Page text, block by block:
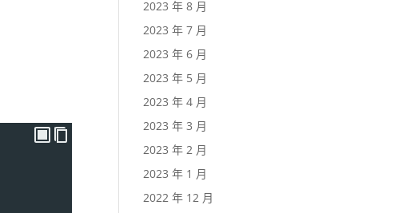
2023 年 8 月
2023 年 7 月
2023 年 6 月
2023 年 5 月
2023 年 4 月
2023 年 3 月
2023 年 2 月
2023 年 1 月
2022 年 12 月